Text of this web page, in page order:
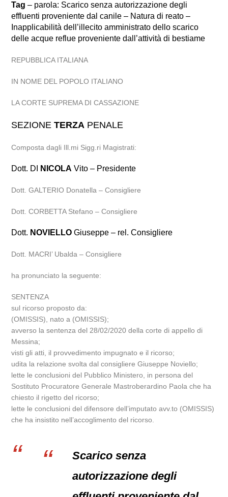
Tag – parola: Scarico senza autorizzazione degli
effluenti proveniente dal canile – Natura di reato –
Inapplicabilità dell’illecito amministrato dello scarico
delle acque reflue proveniente dall’attività di bestiame
REPUBBLICA ITALIANA
IN NOME DEL POPOLO ITALIANO
LA CORTE SUPREMA DI CASSAZIONE
SEZIONETERZA PENALE
Composta dagli Ill.mi Sigg.ri Magistrati:
Dott. DI NICOLA Vito – Presidente
Dott. GALTERIO Donatella – Consigliere
Dott. CORBETTA Stefano – Consigliere
Dott. NOVIELLO Giuseppe – rel. Consigliere
Dott. MACRI’ Ubalda – Consigliere
ha pronunciato la seguente:
SENTENZA
sul ricorso proposto da:
(OMISSIS), nato a (OMISSIS);
avverso la sentenza del 28/02/2020 della corte di appello di
Messina;
visti gli atti, il provvedimento impugnato e il ricorso;
udita la relazione svolta dal consigliere Giuseppe Noviello;
lette le conclusioni del Pubblico Ministero, in persona del
Sostituto Procuratore Generale Mastroberardino Paola che ha
chiesto il rigetto del ricorso;
lette le conclusioni del difensore dell’imputato avv.to (OMISSIS)
che ha insistito nell’accoglimento del ricorso.
Scarico senza
autorizzazione degli